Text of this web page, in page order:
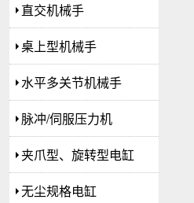
直交机械手
桌上型机械手
水平多关节机械手
脉冲/伺服压力机
夹爪型、旋转型电缸
无尘规格电缸